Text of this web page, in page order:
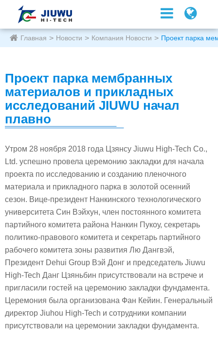
Главная Новости Компания Новости Проект парка
Проект парка мембранных
материалов и прикладных
исследований JIUWU начал
плавно
Утром 28 ноября 2018 года Цзянсу Jiuwu High-Tech Co.,
Ltd. успешно провела церемонию закладки для начала
проекта по исследованию и созданию пленочного
материала и прикладного парка в золотой осенний
сезон. Вице-президент Нанкинского технологического
университета Син Вэйхун, член постоянного комитета
партийного комитета района Нанкин Пукоу, секретарь
политико-правового комитета и секретарь партийного
рабочего комитета зоны развития Лю Дангвэй,
Президент Dehui Group Вэй Донг и председатель Jiuwu
High-Tech Данг Цзяньбин присутствовали на встрече и
пригласили гостей на церемонию закладки фундамента.
Церемония была организована Фан Кейин. Генеральный
директор Jiuhou High-Tech и сотрудники компании
присутствовали на церемонии закладки фундамента.